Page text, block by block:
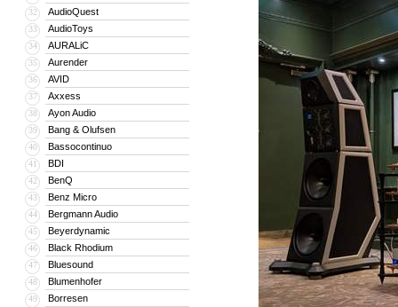
32 AudioQuest
33 AudioToys
34 AURALiC
35 Aurender
36 AVID
37 Axxess
38 Ayon Audio
39 Bang & Olufsen
40 Bassocontinuo
41 BDI
42 BenQ
43 Benz Micro
44 Bergmann Audio
45 Beyerdynamic
46 Black Rhodium
47 Bluesound
48 Blumenhofer
49 Borresen